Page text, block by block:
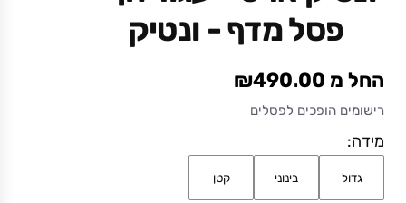
פסל מדף - ונטיק
החל מ ₪490.00
רישומים הופכים לפסלים
מידה:
גדול בינוני קטן